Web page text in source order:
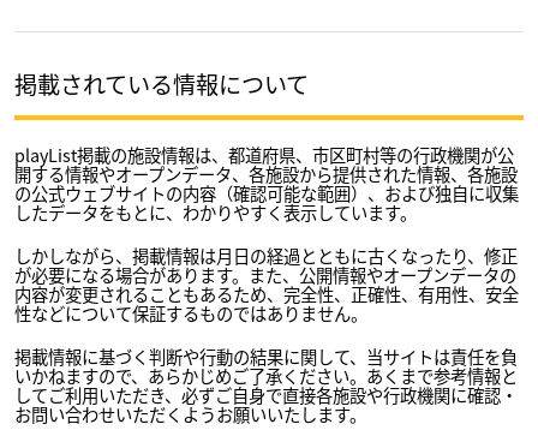
掲載されている情報について
playList掲載の施設情報は、都道府県、市区町村等の行政機関が公
開する情報やオープンデータ、各施設から提供された情報、各施設
の公式ウェブサイトの内容（確認可能な範囲）、および独自に収集
したデータをもとに、わかりやすく表示しています。
しかしながら、掲載情報は月日の経過とともに古くなったり、修正
が必要になる場合があります。また、公開情報やオープンデータの
内容が変更されることもあるため、完全性、正確性、有用性、安全
性などについて保証するものではありません。
掲載情報に基づく判断や行動の結果に関して、当サイトは責任を負
いかねますので、あらかじめご了承ください。あくまで参考情報と
してご利用いただき、必ずご自身で直接各施設や行政機関に確認・
お問い合わせいただくようお願いいたします。